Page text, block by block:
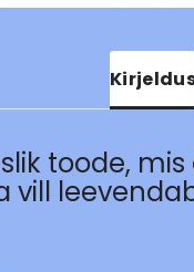
toode,